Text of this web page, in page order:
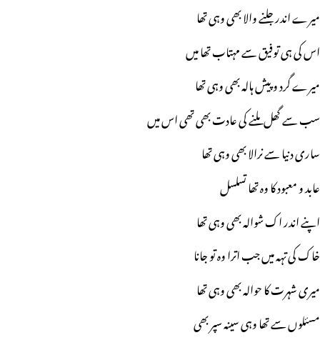
میرے اندر جلنے والا بھی وہی تھا
اس کی ہی توفیق سے مہتاب تھا میں
میرے گرد و پیش ہالہ بھی وہی تھا
سب سے گھل ملنے کی عادت بھی تھی اس میں
ساری دنیا سے نرالا بھی وہی تھا
عابد و معبود کا وہ تھا تسلسل
اپنے اندر اک شوالہ بھی وہی تھا
خاک کی تہہ میں جب اترا وہ تو جانا
میری شہرت کا حوالہ بھی وہی تھا
مسئلوں سے تھا وہی سینہ سپر بھی